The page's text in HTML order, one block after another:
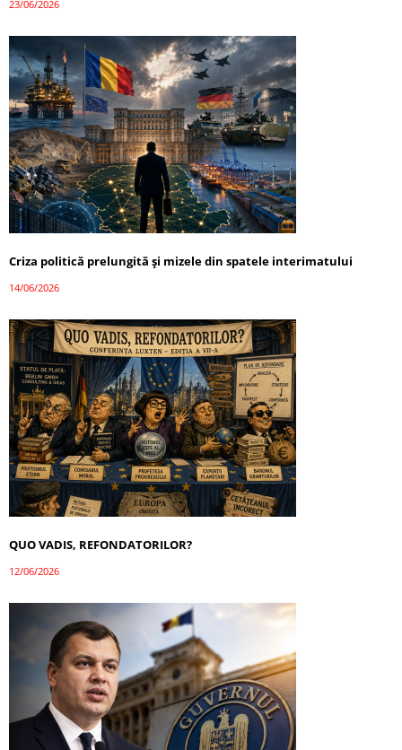
23/06/2026
Criza politică prelungită și mizele din spatele interimatului
14/06/2026
QUO VADIS, REFONDATORILOR?
12/06/2026